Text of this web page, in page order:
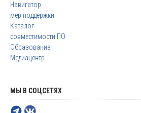
Навигатор
мер поддержки
Каталог
совместимости ПО
Образование
Медиацентр
МЫ В СОЦСЕТЯХ